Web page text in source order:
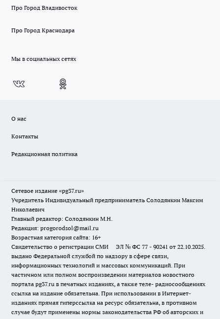
Про Город Владивосток
Про Город Краснодара
Мы в социальных сетях
О нас
Контакты
Редакционная политика
Сетевое издание «pg37.ru»
Учредитель Индивидуальный предприниматель Солодянкин Максим
Николаевич
Главный редактор: Солодянкин М.Н.
Редакция: progorodsol@mail.ru
Возрастная категория сайта: 16+
Свидетельство о регистрации СМИ ЭЛ № ФС 77 - 90241 от 22.10.2025.
выдано Федеральной службой по надзору в сфере связи,
информационных технологий и массовых коммуникаций. При
частичном или полном воспроизведении материалов новостного
портала pg37.ru в печатных изданиях, а также теле- радиосообщениях
ссылка на издание обязательна. При использовании в Интернет-
изданиях прямая гиперссылка на ресурс обязательна, в противном
случае будут применены нормы законодательства РФ об авторских и